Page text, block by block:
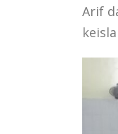
Arif